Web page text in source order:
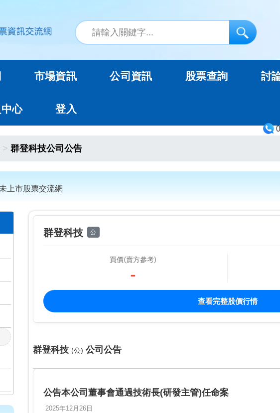
市場資訊 公司資訊 股票查詢 討
心 登入
群登科技公司公告
上市股票交流網
群登科技 公
買價(賣方參考)
-
查看完整股價行情
群登科技 (公) 公司公告
公告本公司董事會通過技術長(研發主管)任命案
2025年12月26日